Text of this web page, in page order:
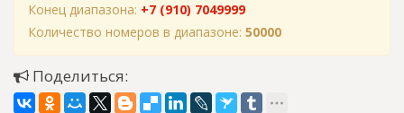
Конец диапазона: +7 (910) 7049999
Количество номеров в диапазоне: 50000
Поделиться: